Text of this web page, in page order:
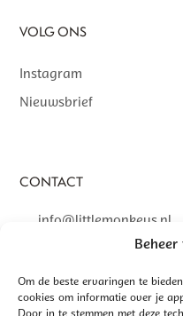
Beheer
Om de beste ervaringen te
cookies om informatie over je
VOLG ONS
Instagram
Nieuwsbrief
CONTACT
info@littlemonkeys.nl